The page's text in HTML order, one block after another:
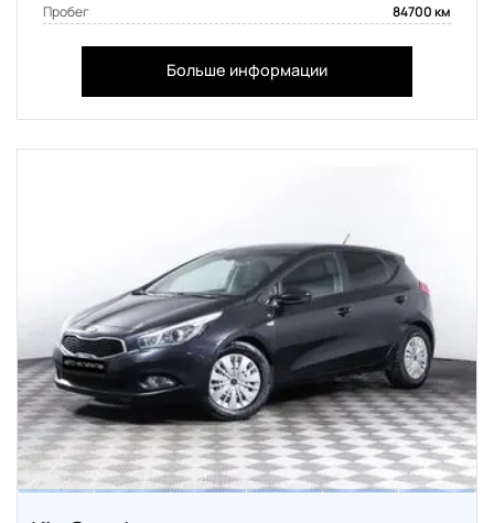
Пробег 84700 км
Больше информации